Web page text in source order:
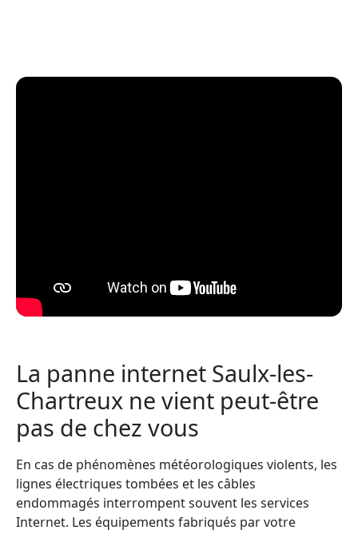
La panne internet Saulx-les-
Chartreux ne vient peut-être
pas de chez vous
En cas de phénomènes météorologiques violents, les
lignes électriques tombées et les câbles
endommagés interrompent souvent les services
Internet. Les équipements fabriqués par votre